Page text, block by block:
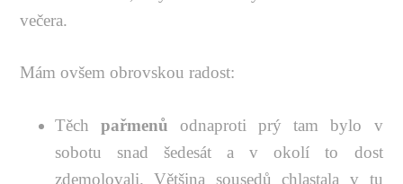
večera.
Mám ovšem obrovskou radost:
Těch pařmenůodnaproti prý tam bylo v
sobotu snad šedesát a v okolí to dost
zdemolovali. Většina sousedů chlastala v tu